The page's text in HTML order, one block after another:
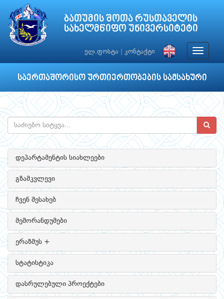
ბათუმის შოთა რუსთაველის
სახელმწიფო უნივერსიტეტი
ელ.ფოსტა კონტაქტი
Toggle
საერთაშორისო ურთიერთობების სამსახური
დეპარტამენტის სიახლეები
გზამკვლევი
ჩვენ შესახებ
მემორანდუმები
ერაზმუს +
სტატისტიკა
დასრულებული პროექტები